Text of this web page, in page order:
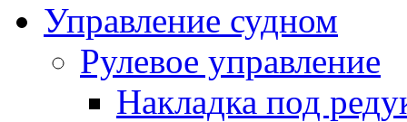
Управление судном
Рулевое управление
Накладка под